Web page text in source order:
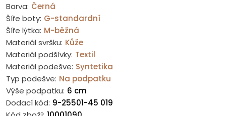
Barva: Černá
Šíře boty: G-standardní
Šíře lýtka: M-běžná
Materiál svršku: Kůže
Materiál podšívky: Textil
Materiál podešve: Syntetika
Typ podešve: Na podpatku
Výše podpatku: 6 cm
Dodací kód: 9-25501-45 019